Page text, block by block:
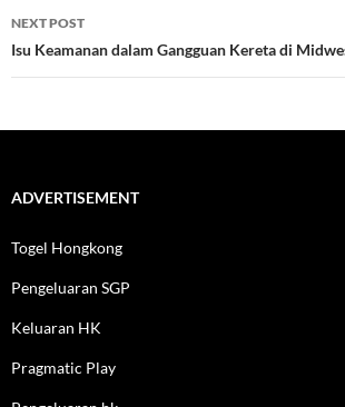
NEXT POST
Isu Keamanan dalam Gangguan Kereta di
ADVERTISEMENT
Togel Hongkong
Pengeluaran SGP
Keluaran HK
Pragmatic Play